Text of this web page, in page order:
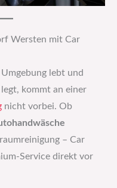
Wersten mit Car
lebt und
kommt an einer
nicht vorbei. Ob
– Car
Service direkt vor